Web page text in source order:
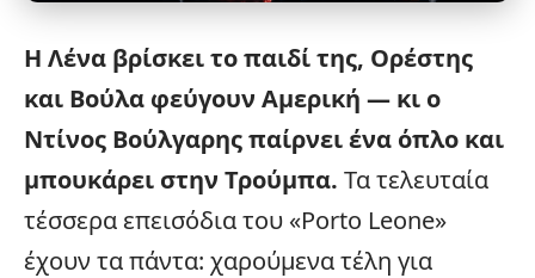
Η Λένα βρίσκει το παιδί της, Ορέστης
και Βούλα φεύγουν Αμερική — κι ο
Ντίνος Βούλγαρης παίρνει ένα όπλο και
μπουκάρει στην Τρούμπα. Τα τελευταία
τέσσερα επεισόδια του «Porto Leone»
έχουν τα πάντα: χαρούμενα τέλη για